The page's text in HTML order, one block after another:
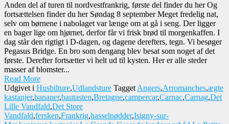
Anden del af turen til nordvestfrankrig, første del finder du her Og
fortsættelsen finder du her Søndag 8 september Meget fredelig nat,
selv om børnene i nabolaget var længe om at gå i seng. Der ligger
en bager lige om hjørnet, derfor får vi frisk brød til morgenkaffen. I
dag står den rigtigt i D-dagen, og dagene derefters, tegn. Vi besøger
Pegasus Bridge. En bro som dengang blev besat som noget af det
første. Derefter fortsætter vi helt ud til kysten. Her er alle steder
masser af blomster...
Read More
Udgivet i Husbilture,Udlandsture TaggetAngers,Arromanches,ægte
kastanjer,bananer,bautasten,Bretagne,campercar,Carnac,Carnag,Det
Lille Vandfald,Det Store
Vandfald,fersken,Frankrig,hasselnødder,Isigny-sur-